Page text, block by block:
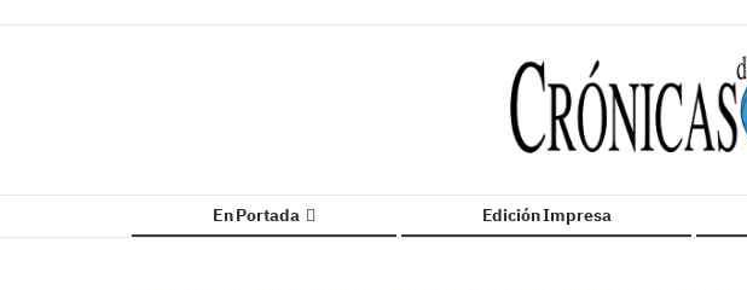
En Portada Edición Impresa